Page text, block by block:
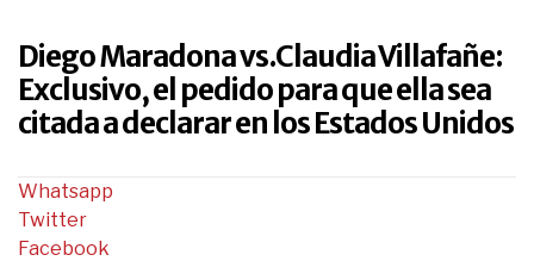
Diego Maradona vs.Claudia Villafañe:
Exclusivo, el pedido para que ella sea
citada a declarar en los Estados Unidos
Whatsapp
Twitter
Facebook